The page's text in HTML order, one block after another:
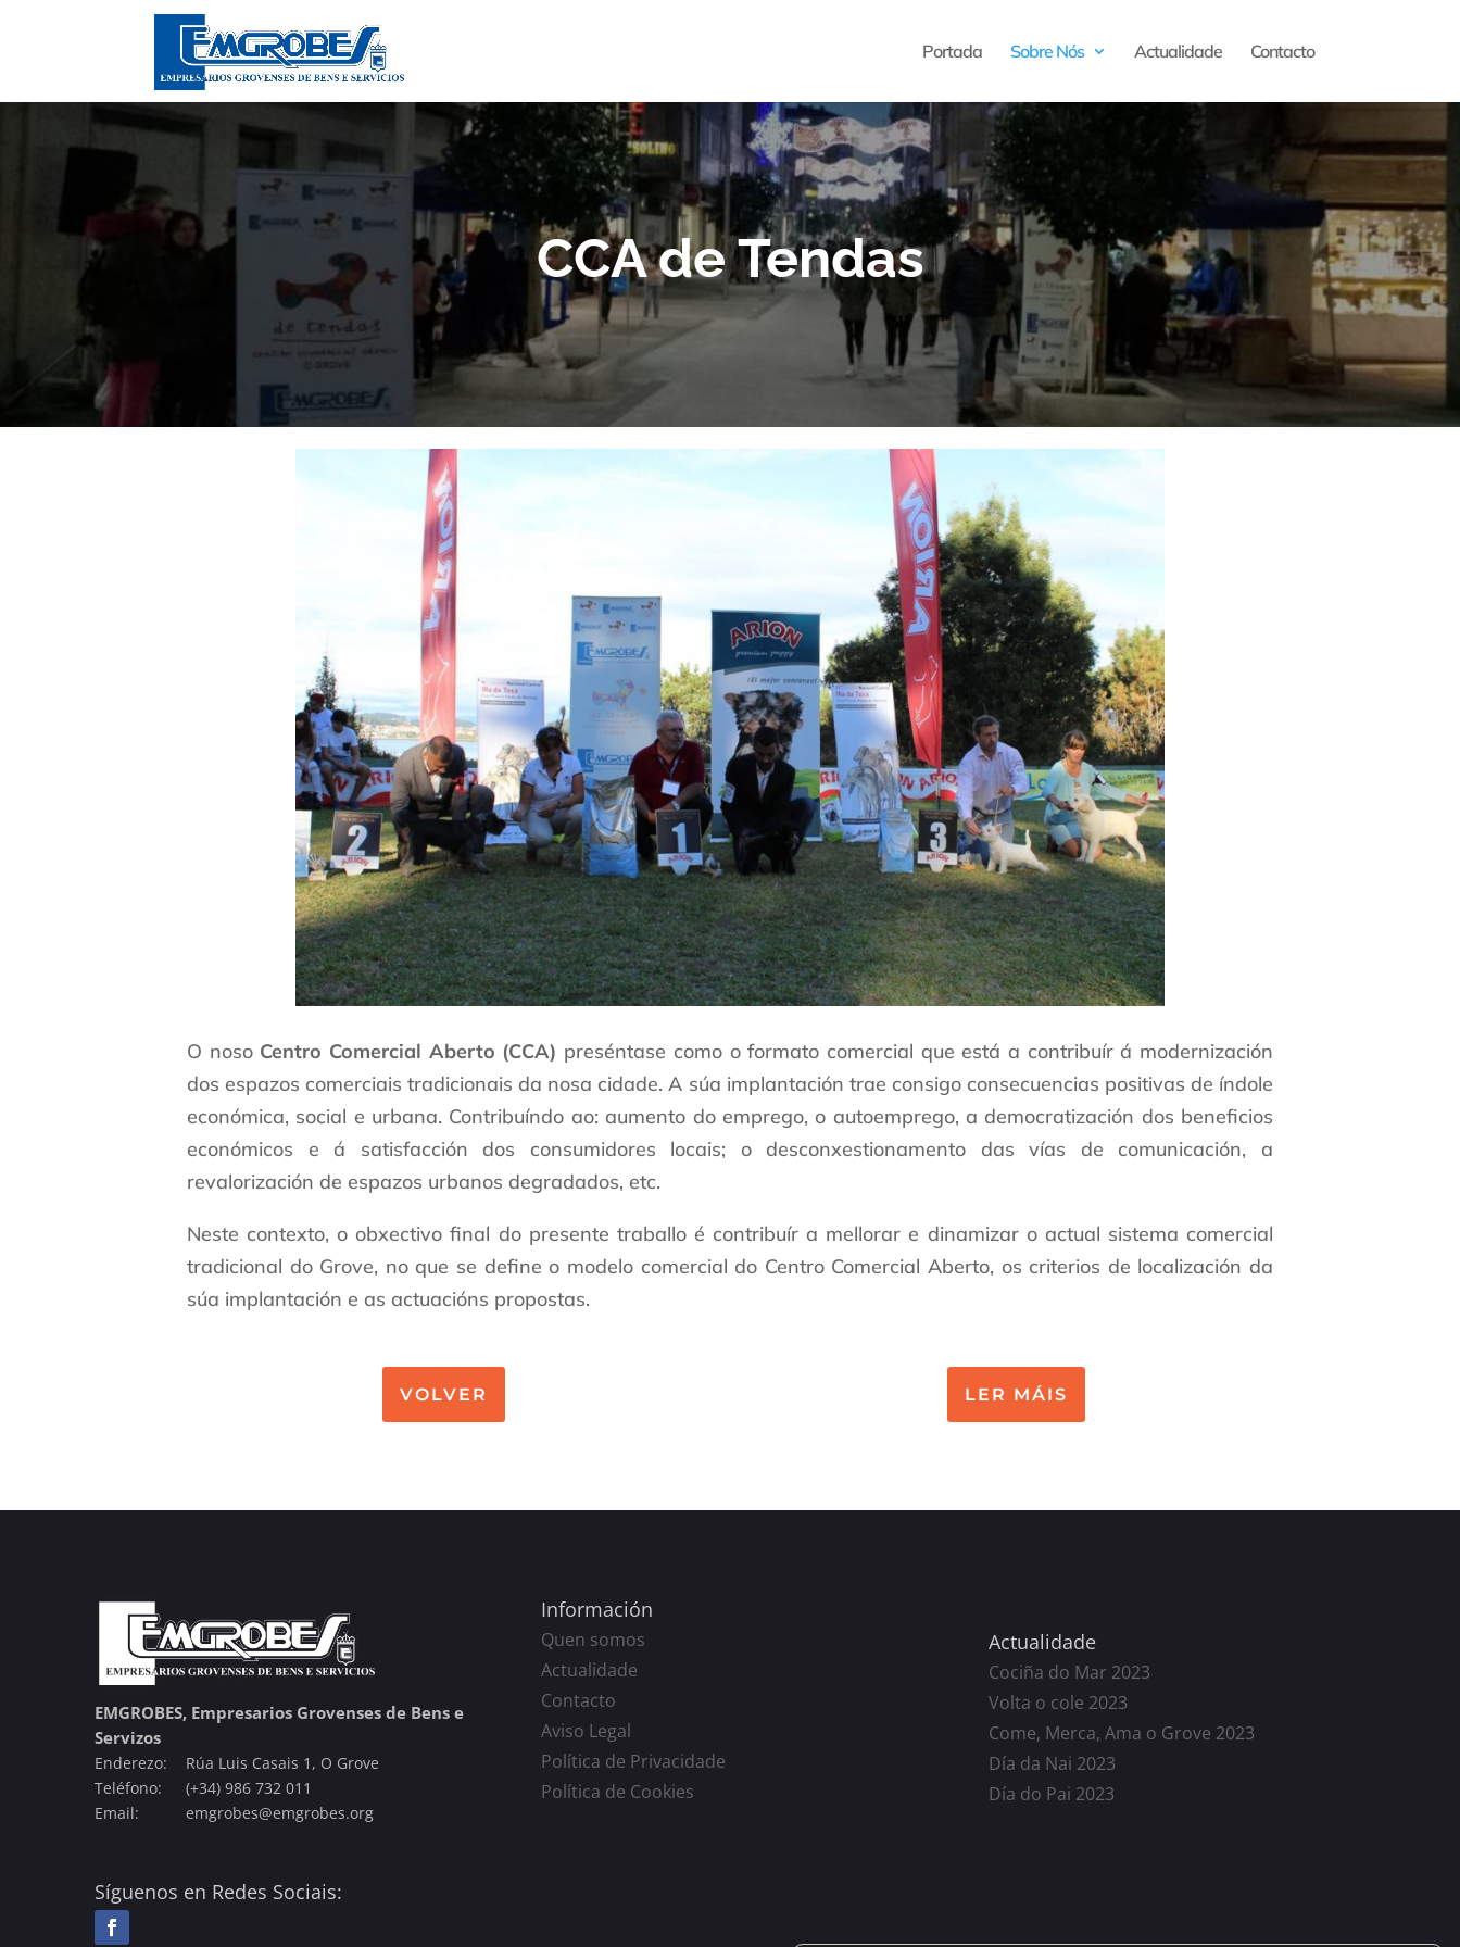
Portada Sobre Nós Actualidade Contacto
CCA de Tendas
O noso Centro Comercial Aberto (CCA) preséntase como o formato comercial que está a contribuír á modernización
dos espazos comerciais tradicionais da nosa cidade. A súa implantación trae consigo consecuencias positivas de índole
económica, social e urbana. Contribuíndo ao: aumento do emprego, o autoemprego, a democratización dos beneficios
económicos e á satisfacción dos consumidores locais; o desconxestionamento das vías de comunicación, a
revalorización de espazos urbanos degradados, etc.
Neste contexto, o obxectivo final do presente traballo é contribuír a mellorar e dinamizar o actual sistema comercial
tradicional do Grove, no que se define o modelo comercial do Centro Comercial Aberto, os criterios de localización da
súa implantación e as actuacións propostas.
VOLVER LER MÁIS
EMGROBES, Empresarios Grovenses de Bens e
Servizos
Enderezo:
Rúa Luis Casais 1, O Grove
Teléfono:
(+34) 986 732 011
Email:
emgrobes@emgrobes.org
Síguenos en Redes Sociais:
Información
Quen somos
Actualidade
Contacto
Aviso Legal
Política de Privacidade
Política de Cookies
Actualidade
Cociña do Mar 2023
Volta o cole 2023
Come, Merca, Ama o Grove 2023
Día da Nai 2023
Día do Pai 2023